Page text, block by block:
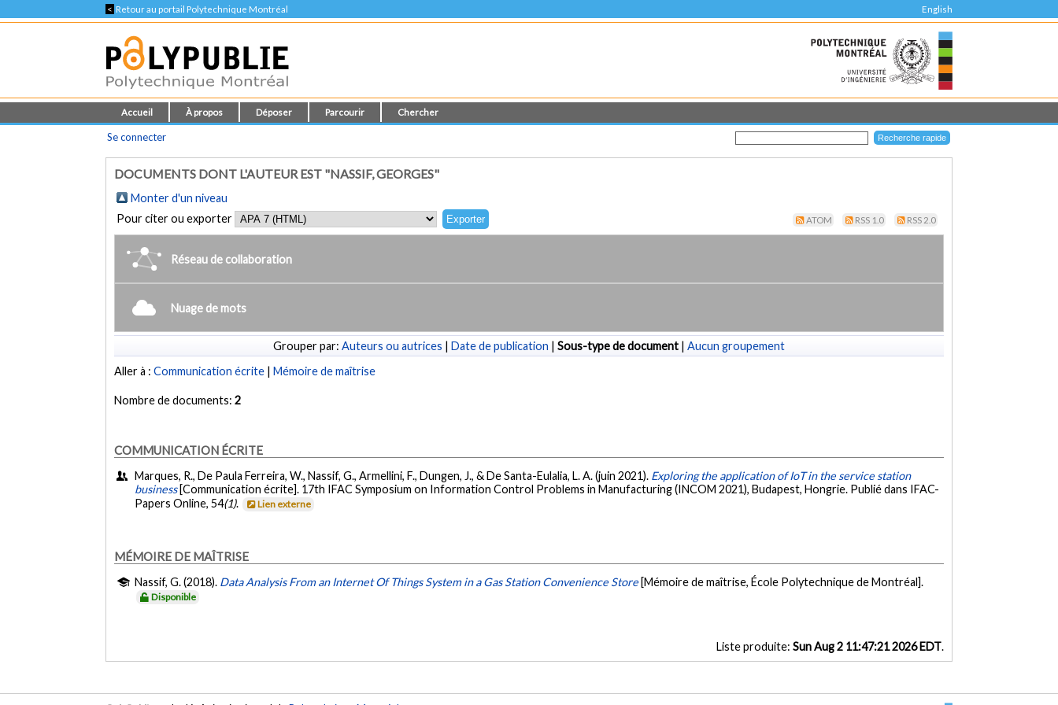
< Retour au portail Polytechnique Montréal English
Accueil À propos Déposer Parcourir Chercher
Se connecter
DOCUMENTS DONT L'AUTEUR EST "NASSIF, GEORGES"
Monter d'un niveau
Pour citer ou exporter
ATOM RSS 1.0 RSS 2.0
Réseau de collaboration
Nuage de mots
Grouper par: Auteurs ou autrices | Date de publication | Sous-type de document | Aucun groupement
Aller à :Communication écrite |Mémoire de maîtrise
Nombre de documents:2
COMMUNICATION ÉCRITE
Marques, R., De Paula Ferreira, W., Nassif, G., Armellini, F., Dungen, J., & De Santa-Eulalia, L. A. (juin 2021). Exploring the application of IoT in the service station
business [Communication écrite]. 17th IFAC Symposium on Information Control Problems in Manufacturing (INCOM 2021), Budapest, Hongrie. Publié dans IFAC-
Papers Online, 54(1). Lien externe
MÉMOIRE DE MAÎTRISE
Nassif, G. (2018). Data Analysis From an Internet Of Things System in a Gas Station Convenience Store [Mémoire de maîtrise, École Polytechnique de Montréal].
Disponible
Liste produite: Sun Aug 2 11:47:21 2026 EDT.